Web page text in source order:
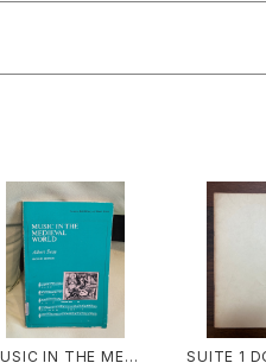
IN THE MEDI SUITE 1